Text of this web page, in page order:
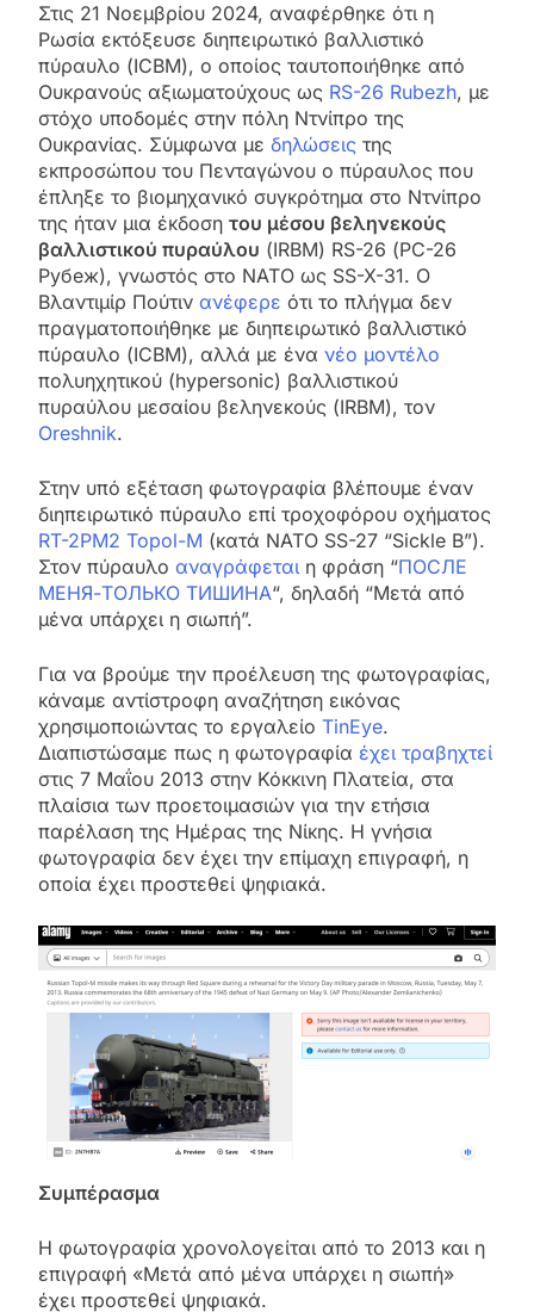
Στις 21 Νοεμβρίου 2024, αναφέρθηκε ότι η
Ρωσία εκτόξευσε διηπειρωτικό βαλλιστικό
πύραυλο (ICBM), ο οποίος ταυτοποιήθηκε από
Ουκρανούς αξιωματούχους ως RS-26 Rubezh, με
στόχο υποδομές στην πόλη Ντνίπρο της
Ουκρανίας. Σύμφωνα με δηλώσεις της
εκπροσώπου του Πενταγώνου ο πύραυλος που
έπληξε το βιομηχανικό συγκρότημα στο Ντνίπρο
της ήταν μια έκδοση του μέσου βεληνεκούς
βαλλιστικού πυραύλου (IRBM) RS-26 (РС-26
Рубеж), γνωστός στο ΝΑΤΟ ως SS-X-31. Ο
Βλαντιμίρ Πούτιν ανέφερε ότι το πλήγμα δεν
πραγματοποιήθηκε με διηπειρωτικό βαλλιστικό
πύραυλο (ICBM), αλλά με ένα νέο μοντέλο
πολυηχητικού (hypersonic) βαλλιστικού
πυραύλου μεσαίου βεληνεκούς (IRBM), τον
Oreshnik.
Στην υπό εξέταση φωτογραφία βλέπουμε έναν
διηπειρωτικό πύραυλο επί τροχοφόρου οχήματος
RT-2PM2 Topol-M (κατά NATO SS-27 “Sickle B”).
Στον πύραυλο αναγράφεται η φράση “ПОСЛЕ
МЕНЯ-ТОЛЬКО ТИШИНА“, δηλαδή “Μετά από
μένα υπάρχει η σιωπή”.
Για να βρούμε την προέλευση της φωτογραφίας,
κάναμε αντίστροφη αναζήτηση εικόνας
χρησιμοποιώντας το εργαλείο TinEye.
Διαπιστώσαμε πως η φωτογραφία έχει τραβηχτεί
στις 7 Μαΐου 2013 στην Κόκκινη Πλατεία, στα
πλαίσια των προετοιμασιών για την ετήσια
παρέλαση της Ημέρας της Νίκης. Η γνήσια
φωτογραφία δεν έχει την επίμαχη επιγραφή, η
οποία έχει προστεθεί ψηφιακά.
Συμπέρασμα
Η φωτογραφία χρονολογείται από το 2013 και η
επιγραφή «Μετά από μένα υπάρχει η σιωπή»
έχει προστεθεί ψηφιακά.